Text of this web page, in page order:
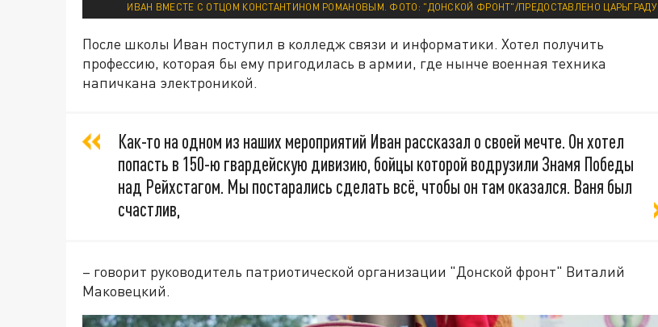
ИВАН ВМЕСТЕ С ОТЦОМ КОНСТАНТИНОМ РОМАНОВЫМ. ФОТО: "ДОНСКОЙ ФРОНТ"/ПРЕДОСТАВЛЕНО ЦАРЬГРАДУ
После школы Иван поступил в колледж связи и информатики. Хотел получить
профессию, которая бы ему пригодилась в армии, где нынче военная техника
напичкана электроникой.
Как-то на одном из наших мероприятий Иван рассказал о своей мечте. Он хотел
попасть в 150-ю гвардейскую дивизию, бойцы которой водрузили Знамя Победы
над Рейхстагом. Мы постарались сделать всё, чтобы он там оказался. Ваня был
счастлив,
– говорит руководитель патриотической организации "Донской фронт" Виталий
Маковецкий.